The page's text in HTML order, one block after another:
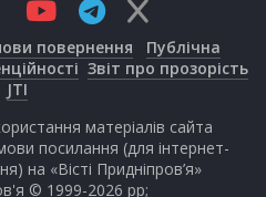
повернення
Публічна
Звіт про прозорість
JTI
матеріалів сайта
посилання (для інтернет-
на «Вісті Придніпров’я»
© 1999-2026 рр;